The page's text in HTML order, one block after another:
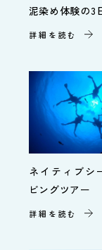
泥染め体験の3
詳細を読む
ネイティブシ
ビングツアー
詳細を読む